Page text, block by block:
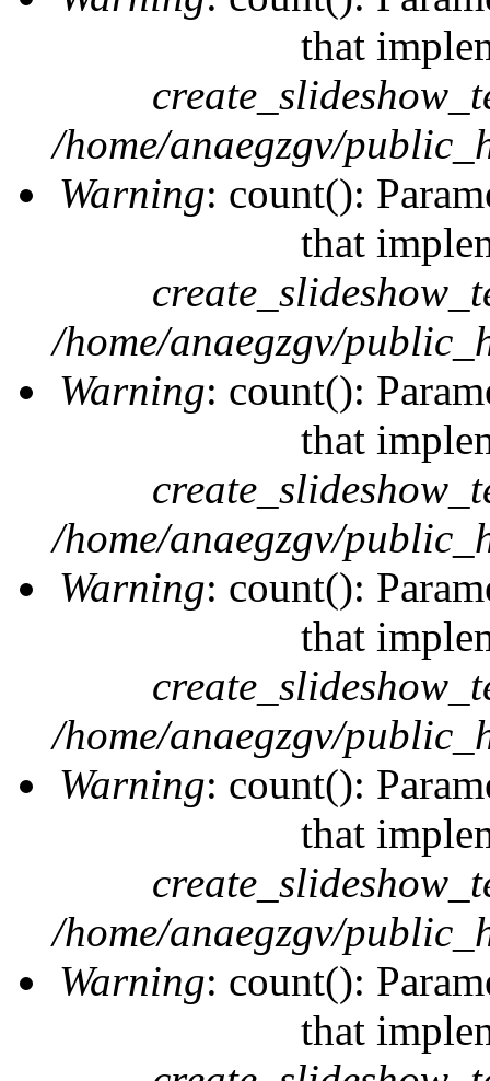
that
/home/anaegzgv/
Warning: count():
that
/home/anaegzgv/
Warning: count():
that
/home/anaegzgv/
Warning: count():
that
/home/anaegzgv/
Warning: count():
that
/home/anaegzgv/
Warning: count():
that